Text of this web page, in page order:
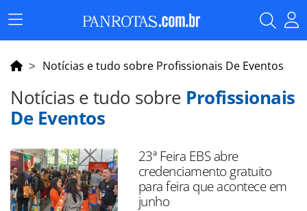
Menu
Principal
Notícias e tudo sobre Profissionais De Eventos
Notícias e tudo sobre Profissionais
De Eventos
23ª Feira EBS abre
credenciamento gratuito
para feira que acontece em
junho